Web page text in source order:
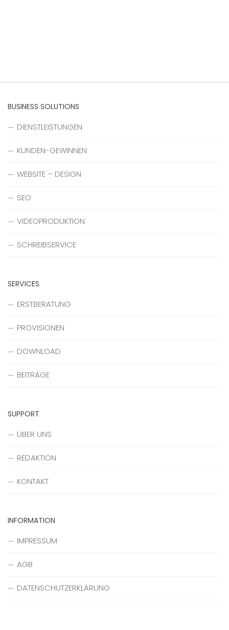
BUSINESS SOLUTIONS
DIENSTLEISTUNGEN
KUNDEN-GEWINNEN
WEBSITE – DESIGN
SEO
VIDEOPRODUKTION
SCHREIBSERVICE
SERVICES
ERSTBERATUNG
PROVISIONEN
DOWNLOAD
BEITRÄGE
SUPPORT
ÜBER UNS
REDAKTION
KONTAKT
INFORMATION
IMPRESSUM
AGB
DATENSCHUTZERKLÄRUNG